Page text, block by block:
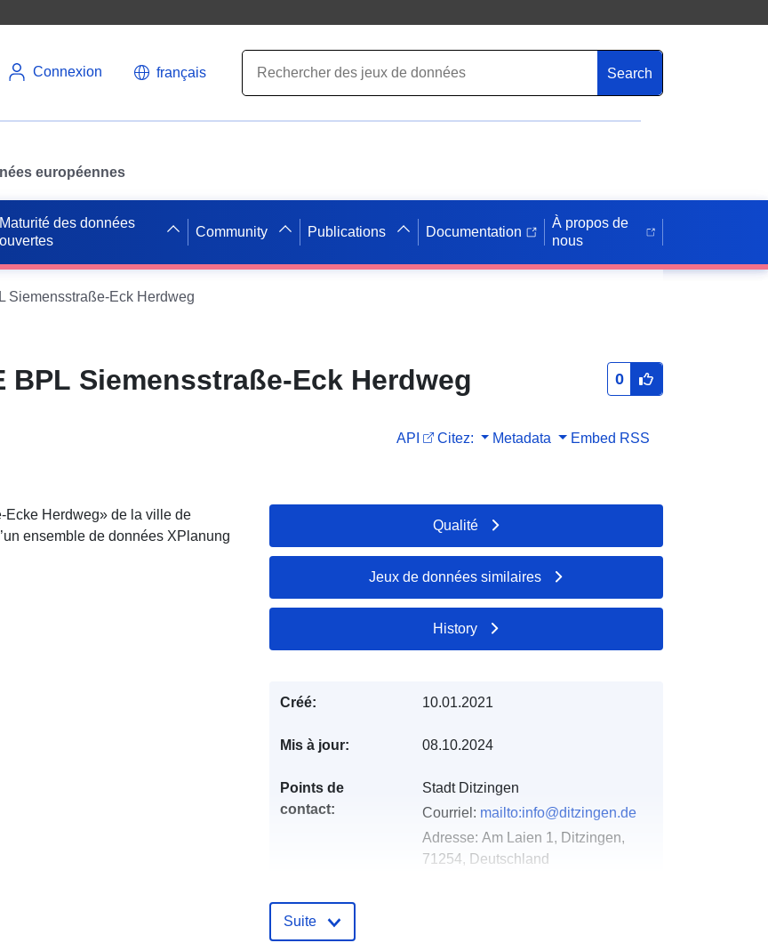
Connexion français Search
européennes
Maturité des données
ouvertes
Community Publications Documentation
À propos de
nous
Siemensstraße-Eck Herdweg
BPL Siemensstraße-Eck Herdweg 0
API Citez: Metadata Embed RSS
Ecke Herdweg» de la ville de
ensemble de données XPlanung
Qualité
Jeux de données similaires
History
Créé: 10.01.2021
Mis à jour: 08.10.2024
Points de
contact:
Stadt Ditzingen
Courriel: mailto:info@ditzingen.de
Adresse: Am Laien 1, Ditzingen,
71254, Deutschland
Compte rendu du
Suite